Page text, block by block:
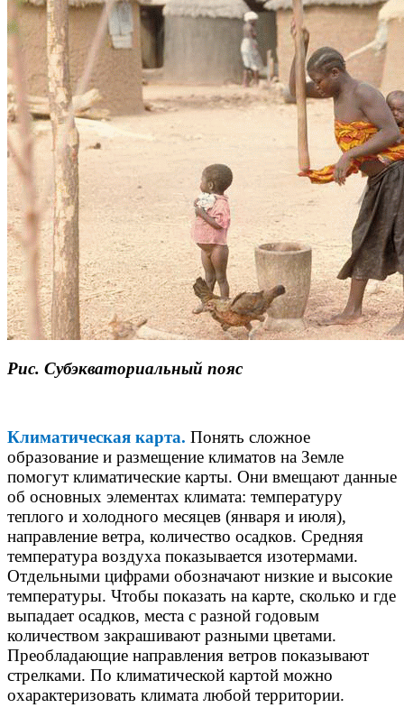
Рис. Субэкваториальный пояс
Климатическая карта. Понять сложное
образование и размещение климатов на Земле
помогут климатические карты. Они вмещают данные
об основных элементах климата: температуру
теплого и холодного месяцев (января и июля),
направление ветра, количество осадков. Средняя
температура воздуха показывается изотермами.
Отдельными цифрами обозначают низкие и высокие
температуры. Чтобы показать на карте, сколько и где
выпадает осадков, места с разной годовым
количеством закрашивают разными цветами.
Преобладающие направления ветров показывают
стрелками. По климатической картой можно
охарактеризовать климата любой территории.